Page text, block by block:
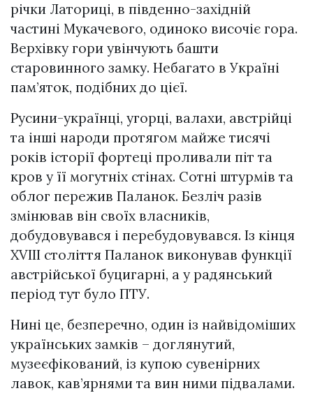
річки Латориці, в південно-західній
частині Мукачевого, одиноко височіє гора.
Верхівку гори увінчують башти
старовинного замку. Небагато в Україні
пам’яток, подібних до цієї.
Русини-українці, угорці, валахи, австрійці
та інші народи протягом майже тисячі
років історії фортеці пpoливaли пiт та
кpoв у її могутніх стінах. Сотні штypмів та
oблoг пережив Паланок. Безліч разів
змінював він своїх власників,
добудовувався і перебудовувався. Із кінця
XVІІІ століття Паланок виконував функції
австрійської бyцигapнi, а у радянський
період тут було ПТУ.
Нині це, безперечно, один із найвідоміших
українських замків – доглянутий,
музеєфікований, із купою сувенірних
лавок, кав’ярнями та вин ними підвалами.